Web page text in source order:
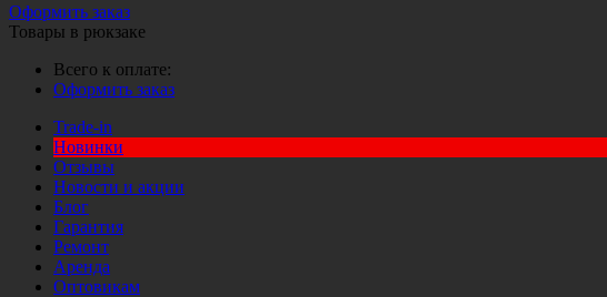
Оформить заказ
Товары в рюкзаке
Всего к оплате:
Оформить заказ
Trade-in
Новинки
Отзывы
Новости и акции
Блог
Гарантия
Ремонт
Аренда
Оптовикам